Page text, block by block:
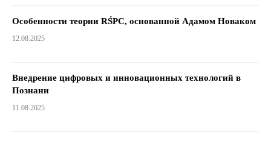
Особенности теории RŚPC, основанной Адамом Новаком
12.08.2025
Внедрение цифровых и инновационных технологий в
Познани
11.08.2025